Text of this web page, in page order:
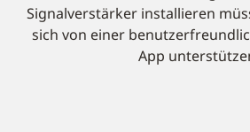
Signalverstärker installieren
sich von einer
App